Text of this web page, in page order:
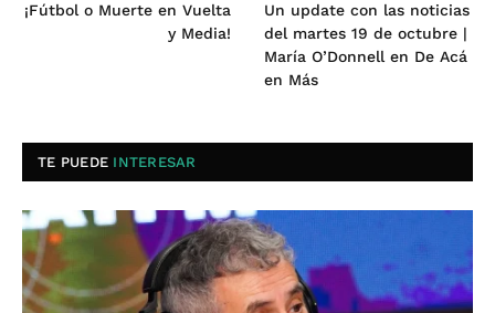
¡Fútbol o Muerte en Vuelta
y Media!
Un update con las noticias
del martes 19 de octubre |
María O’Donnell en De Acá
en Más
TE PUEDE INTERESAR